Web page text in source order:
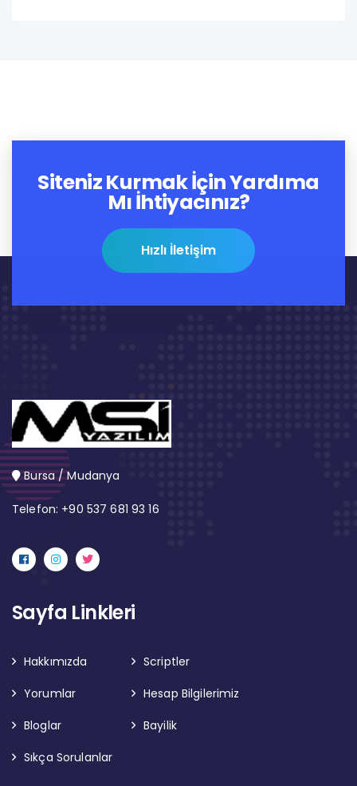
Siteniz Kurmak İçin Yardıma
Mı İhtiyacınız?
Hızlı İletişim
Bursa / Mudanya
Telefon: +90 537 681 93 16
Sayfa Linkleri
Hakkımızda
Scriptler
Yorumlar
Hesap Bilgilerimiz
Bloglar
Bayilik
Sıkça Sorulanlar